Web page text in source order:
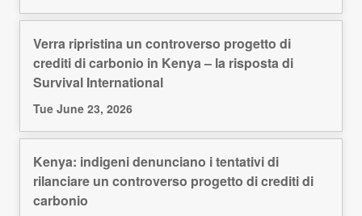
Verra ripristina un controverso progetto di
crediti di carbonio in Kenya – la risposta di
Survival International
Tue June 23, 2026
Kenya: indigeni denunciano i tentativi di
rilanciare un controverso progetto di crediti di
carbonio